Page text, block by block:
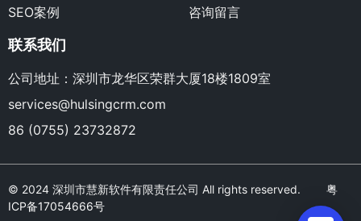
SEO案例
咨询留言
联系我们
公司地址：深圳市龙华区荣群大厦18楼1809室
services@hulsingcrm.com
86 (0755) 23732872
© 2024 深圳市慧新软件有限责任公司 All rights reserved. 粤
ICP备17054666号